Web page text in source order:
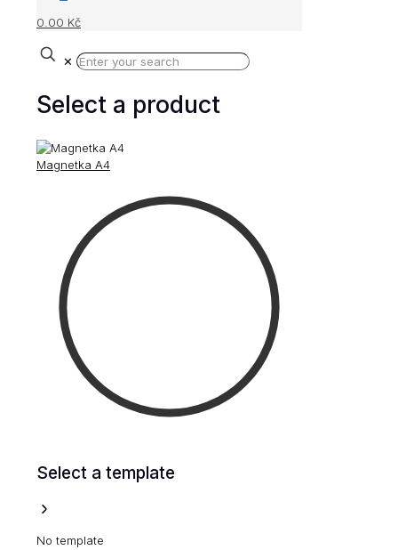
0.00 Kč
✕
Select a product
Magnetka A4
Select a template
No template